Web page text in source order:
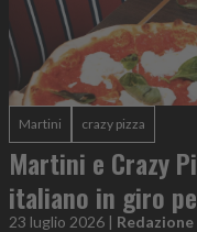
Martini crazy pizza
Martini e Crazy
italiano in giro
23 luglio 2026 | Redazione